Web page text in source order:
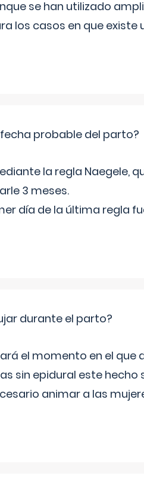
se han utilizado
los casos en que
probable del parto?
la regla Naegele,
3 meses.
día de la última regla
durante el parto?
el momento en el que
sin epidural este
animar a las